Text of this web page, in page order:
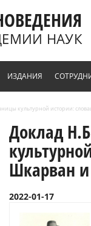
НАУК
ИЗДАНИЯ
культурной истории:
Доклад
Шкарван
2022-01-17